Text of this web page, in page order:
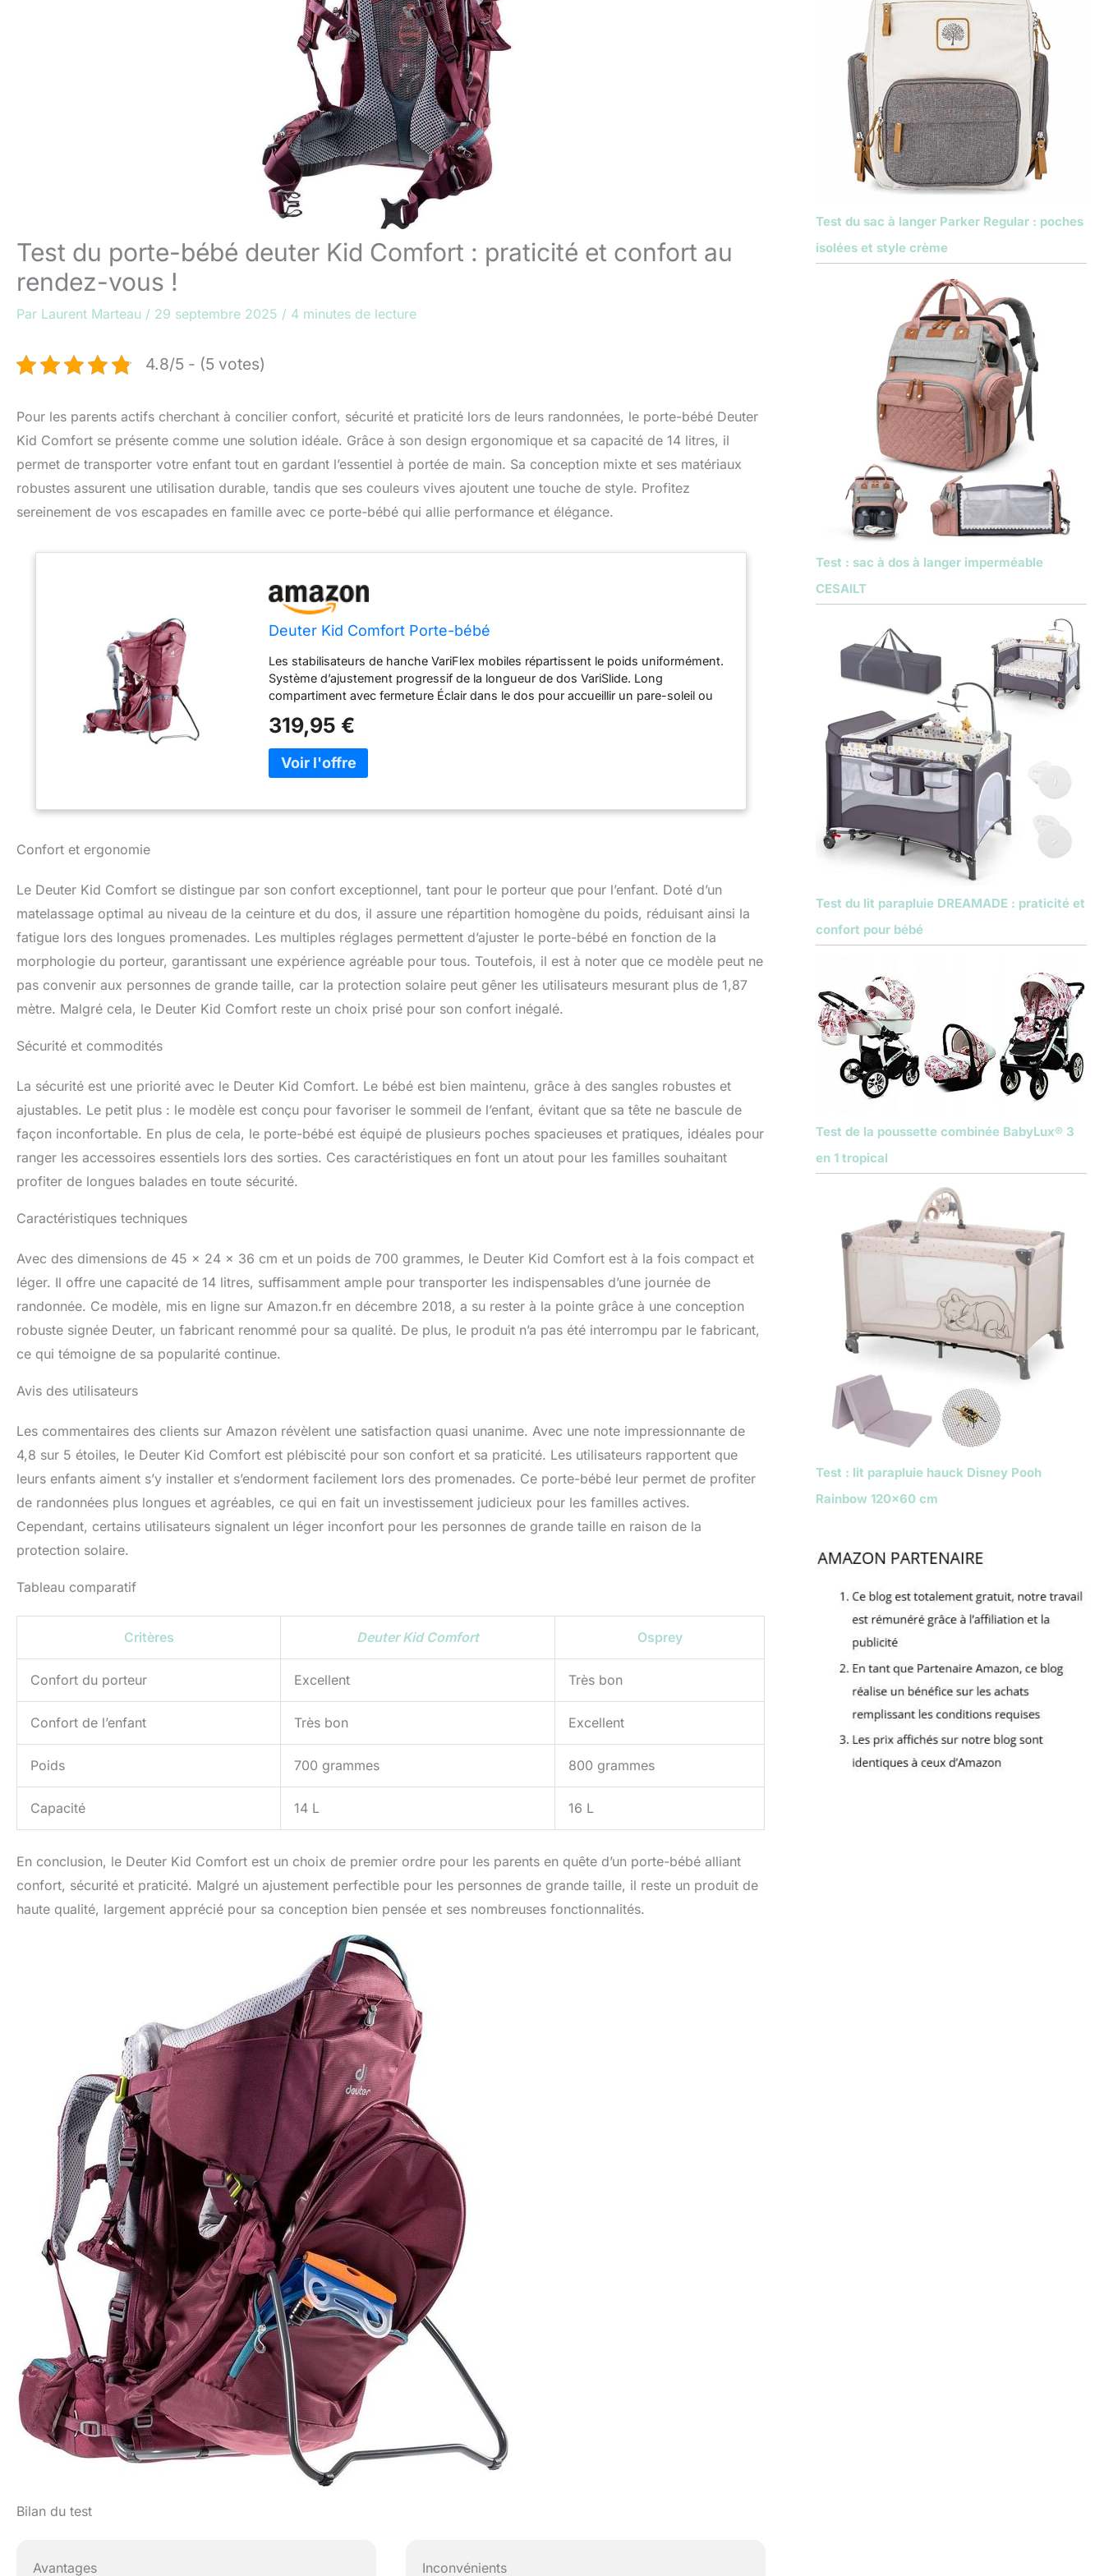
Test du porte-bébé deuter Kid Comfort : praticité et confort au
rendez-vous !
Par Laurent Marteau / 29 septembre 2025 / 4 minutes de lecture
4.8/5 - (5 votes)
Pour les parents actifs cherchant à concilier confort, sécurité et praticité lors de leurs randonnées, le porte-bébé Deuter
Kid Comfort se présente comme une solution idéale. Grâce à son design ergonomique et sa capacité de 14 litres, il
permet de transporter votre enfant tout en gardant l’essentiel à portée de main. Sa conception mixte et ses matériaux
robustes assurent une utilisation durable, tandis que ses couleurs vives ajoutent une touche de style. Profitez
sereinement de vos escapades en famille avec ce porte-bébé qui allie performance et élégance.
Deuter Kid Comfort Porte-bébé
Les stabilisateurs de hanche VariFlex mobiles répartissent le poids uniformément.
Système d’ajustement progressif de la longueur de dos VariSlide. Long
compartiment avec fermeture Éclair dans le dos pour accueillir un pare-soleil ou
en hauteur Porte-bébé facile à déposer au sol et stable au moyen du trépied
319,95 €
Confort et ergonomie
Le Deuter Kid Comfort se distingue par son confort exceptionnel, tant pour le porteur que pour l’enfant. Doté d’un
matelassage optimal au niveau de la ceinture et du dos, il assure une répartition homogène du poids, réduisant ainsi la
fatigue lors des longues promenades. Les multiples réglages permettent d’ajuster le porte-bébé en fonction de la
morphologie du porteur, garantissant une expérience agréable pour tous. Toutefois, il est à noter que ce modèle peut ne
pas convenir aux personnes de grande taille, car la protection solaire peut gêner les utilisateurs mesurant plus de 1,87
mètre. Malgré cela, le Deuter Kid Comfort reste un choix prisé pour son confort inégalé.
Sécurité et commodités
La sécurité est une priorité avec le Deuter Kid Comfort. Le bébé est bien maintenu, grâce à des sangles robustes et
ajustables. Le petit plus : le modèle est conçu pour favoriser le sommeil de l’enfant, évitant que sa tête ne bascule de
façon inconfortable. En plus de cela, le porte-bébé est équipé de plusieurs poches spacieuses et pratiques, idéales pour
ranger les accessoires essentiels lors des sorties. Ces caractéristiques en font un atout pour les familles souhaitant
profiter de longues balades en toute sécurité.
Caractéristiques techniques
Avec des dimensions de 45 x 24 x 36 cm et un poids de 700 grammes, le Deuter Kid Comfort est à la fois compact et
léger. Il offre une capacité de 14 litres, suffisamment ample pour transporter les indispensables d’une journée de
randonnée. Ce modèle, mis en ligne sur Amazon.fr en décembre 2018, a su rester à la pointe grâce à une conception
robuste signée Deuter, un fabricant renommé pour sa qualité. De plus, le produit n’a pas été interrompu par le fabricant,
ce qui témoigne de sa popularité continue.
Avis des utilisateurs
Les commentaires des clients sur Amazon révèlent une satisfaction quasi unanime. Avec une note impressionnante de
4,8 sur 5 étoiles, le Deuter Kid Comfort est plébiscité pour son confort et sa praticité. Les utilisateurs rapportent que
leurs enfants aiment s’y installer et s’endorment facilement lors des promenades. Ce porte-bébé leur permet de profiter
de randonnées plus longues et agréables, ce qui en fait un investissement judicieux pour les familles actives.
Cependant, certains utilisateurs signalent un léger inconfort pour les personnes de grande taille en raison de la
protection solaire.
Tableau comparatif
Critères Deuter Kid Comfort Osprey
Confort du porteur Excellent Très bon
Confort de l’enfant Très bon Excellent
Poids 700 grammes 800 grammes
Capacité 14 L 16 L
En conclusion, le Deuter Kid Comfort est un choix de premier ordre pour les parents en quête d’un porte-bébé alliant
confort, sécurité et praticité. Malgré un ajustement perfectible pour les personnes de grande taille, il reste un produit de
haute qualité, largement apprécié pour sa conception bien pensée et ses nombreuses fonctionnalités.
Bilan du test
Avantages Inconvénients
Test du sac à langer Parker Regular : poches
isolées et style crème
Test : sac à dos à langer imperméable
CESAILT
Test du lit parapluie DREAMADE : praticité et
confort pour bébé
Test de la poussette combinée BabyLux® 3
en 1 tropical
Test : lit parapluie hauck Disney Pooh
Rainbow 120×60 cm